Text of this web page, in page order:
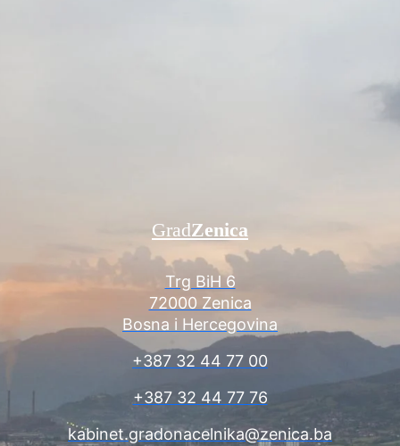
Trg BiH 6
72000 Zenica
Bosna i Hercegovina
+387 32 44 77 00
+387 32 44 77 76
kabinet.gradonacelnika@zenica.ba
GradZenica